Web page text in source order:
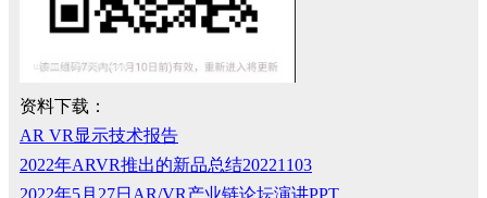
资料下载：
AR VR显示技术报告
2022年ARVR推出的新品总结20221103